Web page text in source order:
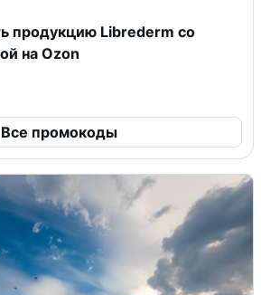
продукцию Librederm со
на Ozon
Все промокоды